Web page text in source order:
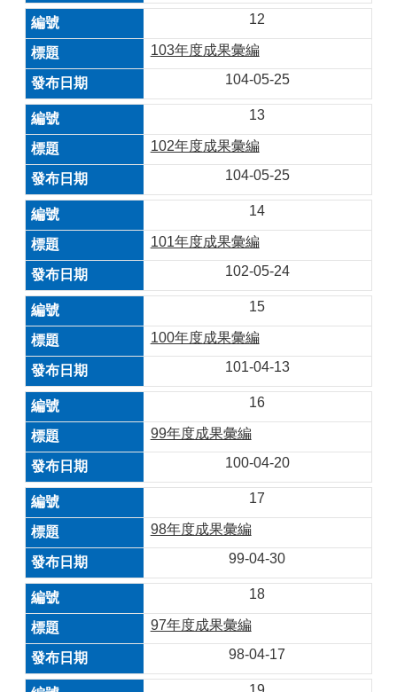
12
103年度成果彙編
104-05-25
13
102年度成果彙編
104-05-25
14
101年度成果彙編
102-05-24
15
100年度成果彙編
101-04-13
16
99年度成果彙編
100-04-20
17
98年度成果彙編
99-04-30
18
97年度成果彙編
98-04-17